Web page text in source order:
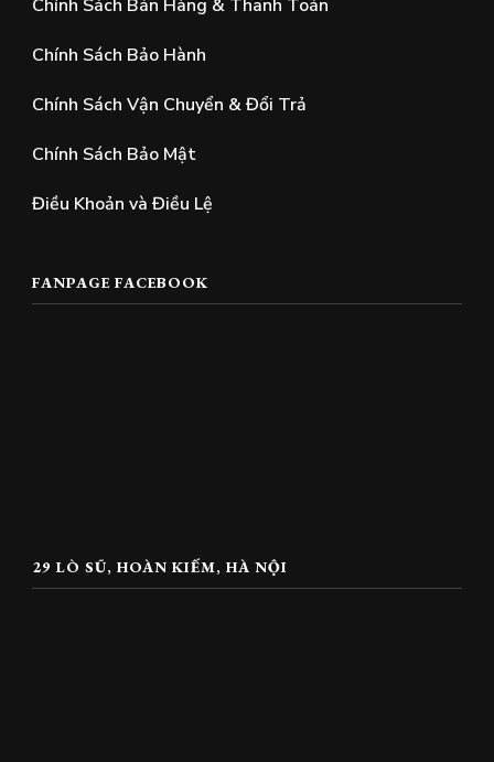
Chính Sách Bán Hàng & Thanh Toán
Chính Sách Bảo Hành
Chính Sách Vận Chuyển & Đổi Trả
Chính Sách Bảo Mật
Điều Khoản và Điều Lệ
FANPAGE FACEBOOK
29 LÒ SŨ, HOÀN KIẾM, HÀ NỘI